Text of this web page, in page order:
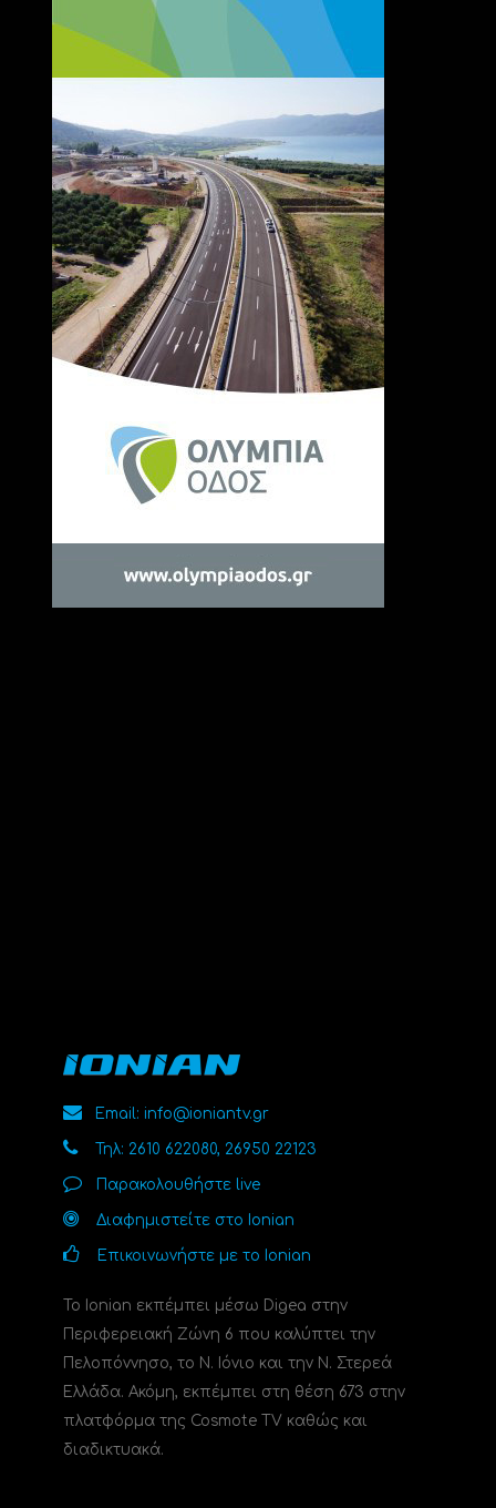
Email: info@ioniantv.gr
Τηλ: 2610 622080, 26950 22123
Παρακολουθήστε live
Διαφημιστείτε στο Ionian
Επικοινωνήστε με το Ionian
Το Ionian εκπέμπει μέσω Digea στην
Περιφερειακή Ζώνη 6 που καλύπτει την
Πελοπόννησο, το N. Ιόνιο και την Ν. Στερεά
Ελλάδα. Ακόμη, εκπέμπει στη θέση 673 στην
πλατφόρμα της Cosmote TV καθώς και
διαδικτυακά.